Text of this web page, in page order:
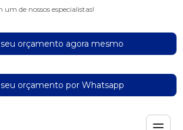
de nossos especialistas!
seu orçamento agora mesmo
seu orçamento por Whatsapp